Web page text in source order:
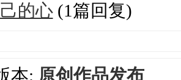
的心(1篇回复)
本: 原创作品发布